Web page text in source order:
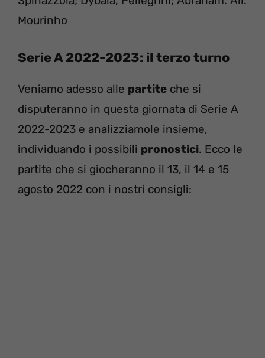
Mourinho
Serie A 2022-2023: il terzo turno
Veniamo adesso alle partite che si
disputeranno in questa giornata di Serie A
2022-2023 e analizziamole insieme,
individuando i possibili pronostici. Ecco le
partite che si giocheranno il 13, il 14 e 15
agosto 2022 con i nostri consigli: